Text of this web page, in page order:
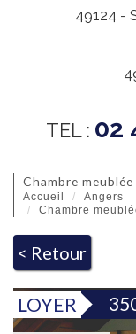
49124 -
TEL : 02
chambre
Accueil
Angers
Chambre
< Retour
LOYER